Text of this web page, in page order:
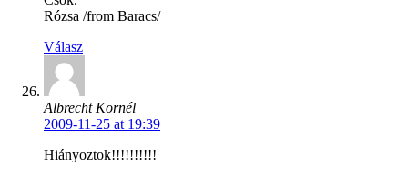
Rózsa /from Baracs/
Válasz
Albrecht Kornél
2009-11-25 at 19:39
Hiányoztok!!!!!!!!!!